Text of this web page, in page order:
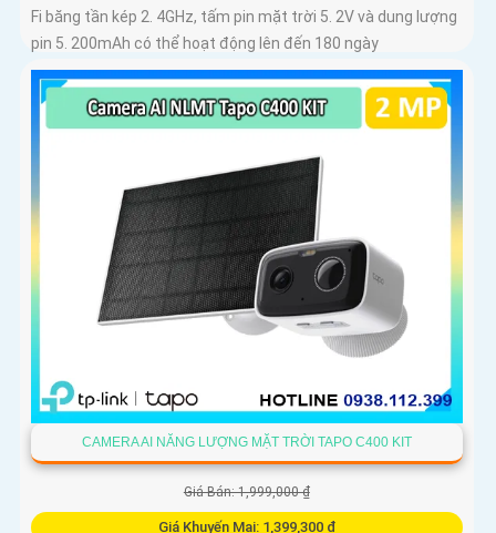
Fi băng tần kép 2. 4GHz, tấm pin mặt trời 5. 2V và dung lượng
pin 5. 200mAh có thể hoạt động lên đến 180 ngày
CAMERA AI NĂNG LƯỢNG MẶT TRỜI TAPO C400 KIT
Giá Bán: 1,999,000 ₫
Giá Khuyến Mại: 1,399,300 ₫